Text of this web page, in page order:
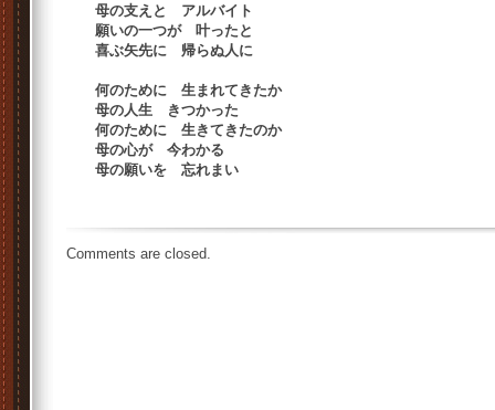
母の支えと アルバイト
願いの一つが 叶ったと
喜ぶ矢先に 帰らぬ人に
何のために 生まれてきたか
母の人生 きつかった
何のために 生きてきたのか
母の心が 今わかる
母の願いを 忘れまい
Comments are closed.